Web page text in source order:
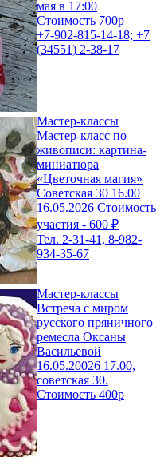
мая в 17:00
Стоимость 700р
+7-902-815-14-18; +7
(34551) 2-38-17
Мастер-классы
Мастер-класс по
живописи: картина-
миниатюра
«Цветочная магия»
Советская 30 16.00
16.05.2026 Стоимость
участия - 600 ₽
Тел. 2-31-41, 8-982-
934-35-67
Мастер-классы
Встреча с миром
русского пряничного
ремесла Оксаны
Васильевой
16.05.20026 17.00,
советская 30.
Стоимость 400р